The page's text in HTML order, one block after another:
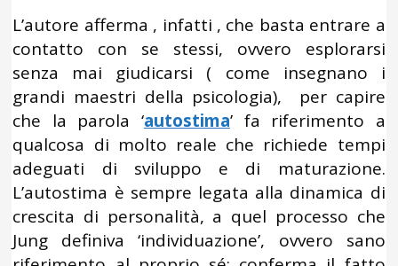
L’autore afferma , infatti , che basta entrare a
contatto con se stessi, ovvero esplorarsi
senza mai giudicarsi ( come insegnano i
grandi maestri della psicologia), per capire
che la parola ‘autostima’ fa riferimento a
qualcosa di molto reale che richiede tempi
adeguati di sviluppo e di maturazione.
L’autostima è sempre legata alla dinamica di
crescita di personalità, a quel processo che
Jung definiva ‘individuazione’, ovvero sano